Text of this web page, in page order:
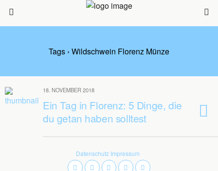
Tags › Wildschwein Florenz Münze
18. NOVEMBER 2018
Ein Tag in Florenz: 5 Dinge, die
du getan haben solltest
Datenschutz Impressum